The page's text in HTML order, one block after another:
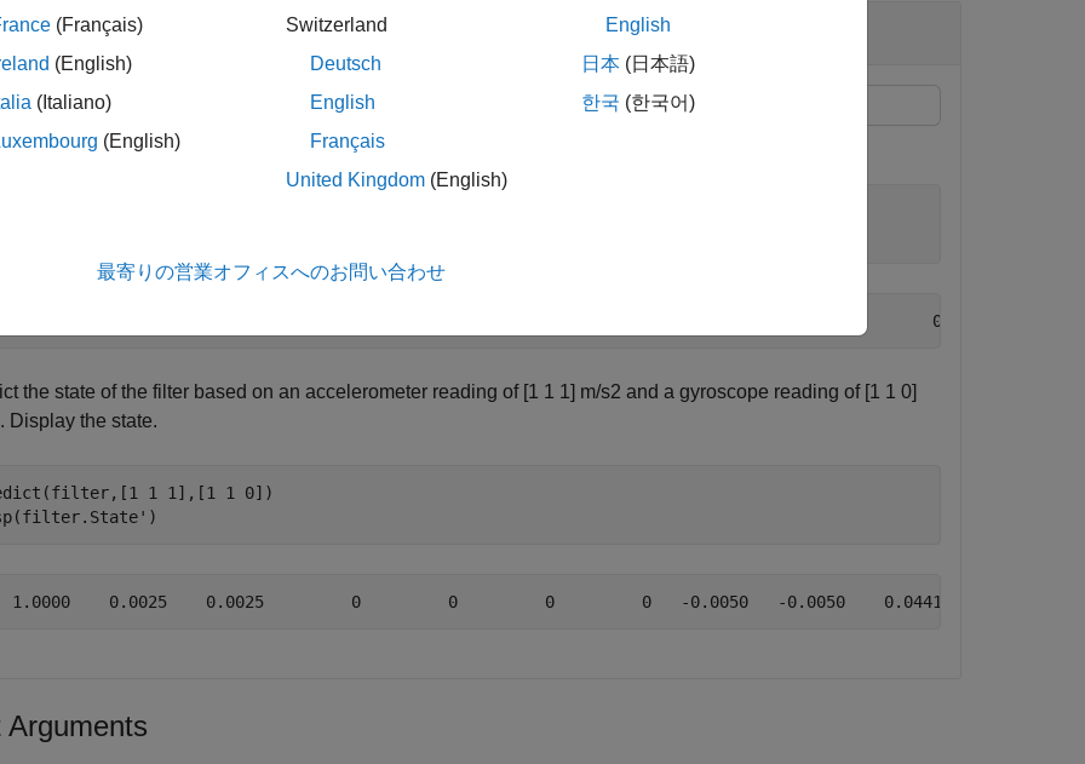
State Using insfilterMARG
aninsfilterMARGobject and display its state.
the state of the filter based on an accelerometer reading of [1 1 1] m/s2 and a gyroscope reading of [1 1 0]
Display the state.
1 1],[1 1 0])
Arguments
(Français)
(English)
(Italiano)
(English)
Switzerland
Deutsch
English
Français
United Kingdom (English)
English
日本 (日本語)
한국 (한국어)
最寄りの営業オフィスへのお問い合わせ